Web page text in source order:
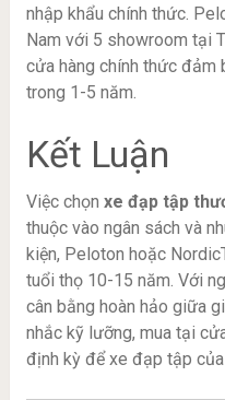
nhập khẩu chính thức.
Nam với 5 showroom tại
cửa hàng chính thức đảm
trong 1-5 năm.
Kết Luận
Việc chọn xe đạp tập
thuộc vào ngân sách và
kiện, Peloton hoặc
tuổi thọ 10-15 năm. Với
cân bằng hoàn hảo giữa
nhắc kỹ lưỡng, mua tại
định kỳ để xe đạp tập